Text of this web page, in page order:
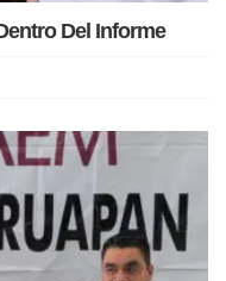
Del Informe